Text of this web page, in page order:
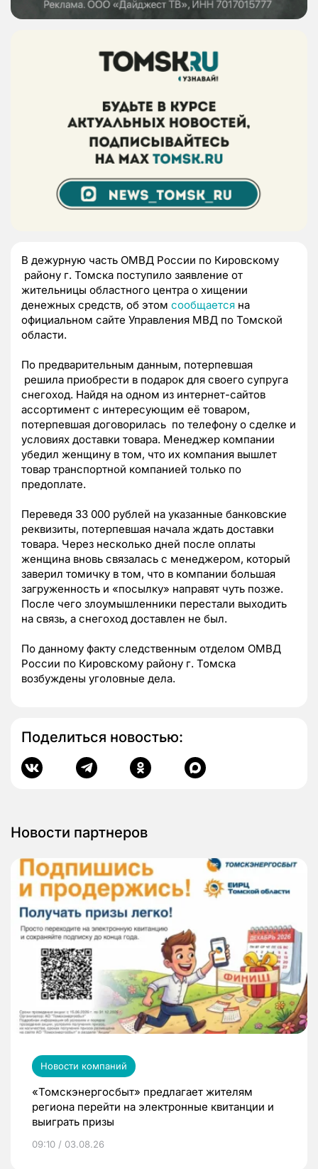
В дежурную часть ОМВД России по Кировскому
району г. Томска поступило заявление от
жительницы областного центра о хищении
денежных средств, об этом сообщается на
официальном сайте Управления МВД по Томской
области.
По предварительным данным, потерпевшая
решила приобрести в подарок для своего супруга
снегоход. Найдя на одном из интернет-сайтов
ассортимент с интересующим её товаром,
потерпевшая договорилась по телефону о сделке и
условиях доставки товара. Менеджер компании
убедил женщину в том, что их компания вышлет
товар транспортной компанией только по
предоплате.
Переведя 33 000 рублей на указанные банковские
реквизиты, потерпевшая начала ждать доставки
товара. Через несколько дней после оплаты
женщина вновь связалась с менеджером, который
заверил томичку в том, что в компании большая
загруженность и «посылку» направят чуть позже.
После чего злоумышленники перестали выходить
на связь, а снегоход доставлен не был.
По данному факту следственным отделом ОМВД
России по Кировскому району г. Томска
возбуждены уголовные дела.
Поделиться новостью:
Новости партнеров
Новости компаний
«Томскэнергосбыт» предлагает жителям
региона перейти на электронные квитанции и
выиграть призы
09:10 / 03.08.26